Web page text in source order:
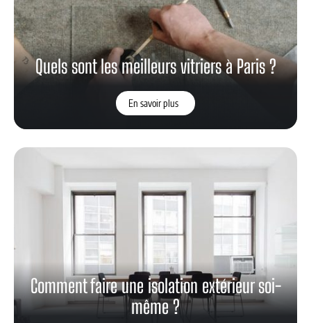
Quels sont les meilleurs vitriers à Paris ?
En savoir plus
Comment faire une isolation extérieur soi-
même ?